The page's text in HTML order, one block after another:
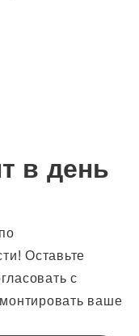
в день
Оставьте
с
ваше